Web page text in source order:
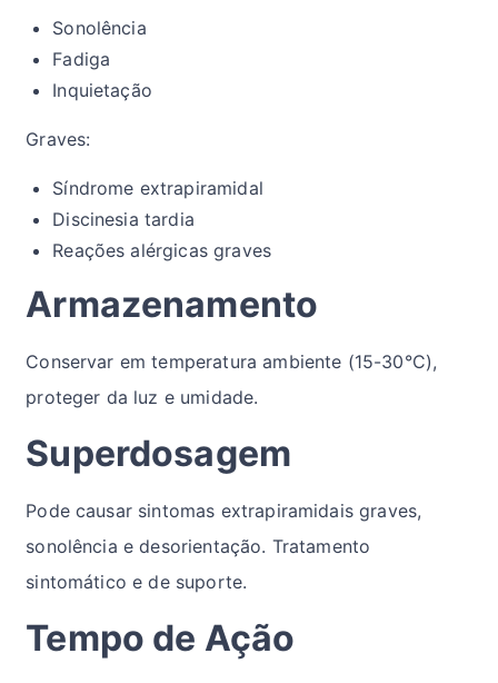
Sonolência
Fadiga
Inquietação
Graves:
Síndrome extrapiramidal
Discinesia tardia
Reações alérgicas graves
Armazenamento
Conservar em temperatura ambiente (15-30°C),
proteger da luz e umidade.
Superdosagem
Pode causar sintomas extrapiramidais graves,
sonolência e desorientação. Tratamento
sintomático e de suporte.
Tempo de Ação